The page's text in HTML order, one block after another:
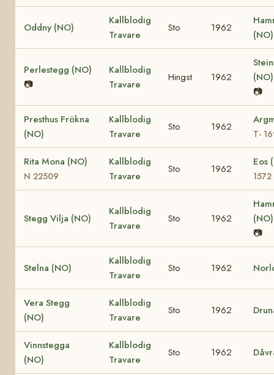
Oddny (NO)
Kallblodig
Travare
Sto 1962
Perlestegg (NO)
📷
Kallblodig
Travare
Hingst 1962
📷
Presthus Frökna
(NO)
Kallblodig
Travare
Sto 1962
T-
Rita Mona (NO)
N 22509
Kallblodig
Travare
Sto 1962
Eos
1572
Stegg Vilja (NO)
Kallblodig
Travare
Sto 1962
📷
Stelna (NO)
Kallblodig
Travare
Sto 1962
Vera Stegg
(NO)
Kallblodig
Travare
Sto 1962
Vinnstegga
(NO)
Kallblodig
Travare
Sto 1962